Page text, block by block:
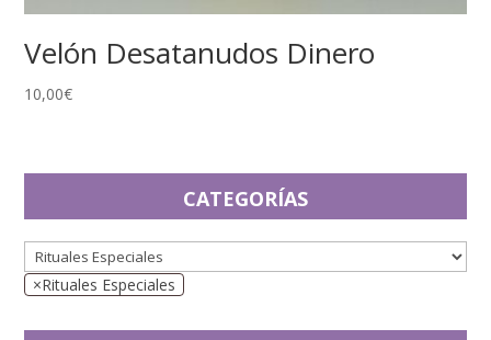
Velón Desatanudos Dinero
10,00€
CATEGORÍAS
×Rituales Especiales